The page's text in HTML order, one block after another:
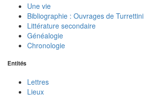
Une vie
Bibliographie : Ouvrages de Turrettini
Littérature secondaire
Généalogie
Chronologie
Entités
Lettres
Lieux